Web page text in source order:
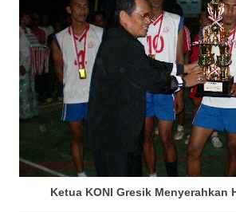
Ketua KONI Gresik Menyerahkan